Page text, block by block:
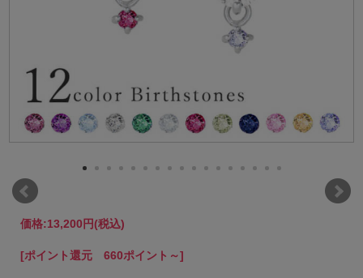
価格:13,200円(税込)
[ポイント還元 660ポイント～]